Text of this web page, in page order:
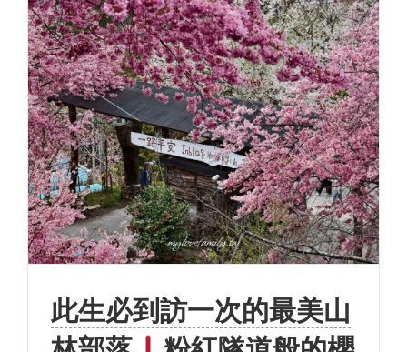
此生必到訪一次的最美山